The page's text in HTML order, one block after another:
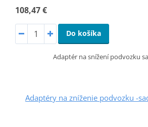
108,47 €
Do košíka
Adaptér na snížení podvozku
Adaptéry na zníženie podvozku -